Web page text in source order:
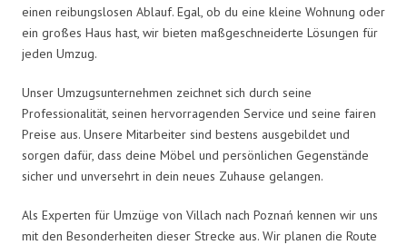
einen reibungslosen Ablauf. Egal, ob du eine kleine Wohnung oder
ein großes Haus hast, wir bieten maßgeschneiderte Lösungen für
jeden Umzug.
Unser Umzugsunternehmen zeichnet sich durch seine
Professionalität, seinen hervorragenden Service und seine fairen
Preise aus. Unsere Mitarbeiter sind bestens ausgebildet und
sorgen dafür, dass deine Möbel und persönlichen Gegenstände
sicher und unversehrt in dein neues Zuhause gelangen.
Als Experten für Umzüge von Villach nach Poznań kennen wir uns
mit den Besonderheiten dieser Strecke aus. Wir planen die Route